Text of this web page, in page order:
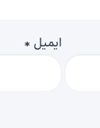
ایمیل *